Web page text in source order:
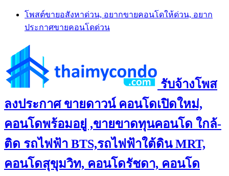
Skip
content
โพสต์ขายอสังหาด่วน, อยากขายคอนโดให้ด่วน, อยาก
ประกาศขายคอนโดด่วน
รับจ้างโพส
ลงประกาศ ขายดาวน์ คอนโดเปิดใหม่,
คอนโดพร้อมอยู่ ,ขายขาดทุนคอนโด ใกล้-
ติด รถไฟฟ้า BTS,รถไฟฟ้าใต้ดิน MRT,
คอนโดสุขุมวิท, คอนโดรัชดา, คอนโด